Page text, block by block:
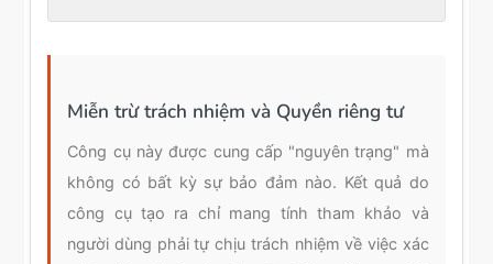
Miễn trừ trách nhiệm và Quyền riêng tư
Công cụ này được cung cấp "nguyên trạng" mà
không có bất kỳ sự bảo đảm nào. Kết quả do
công cụ tạo ra chỉ mang tính tham khảo và
người dùng phải tự chịu trách nhiệm về việc xác